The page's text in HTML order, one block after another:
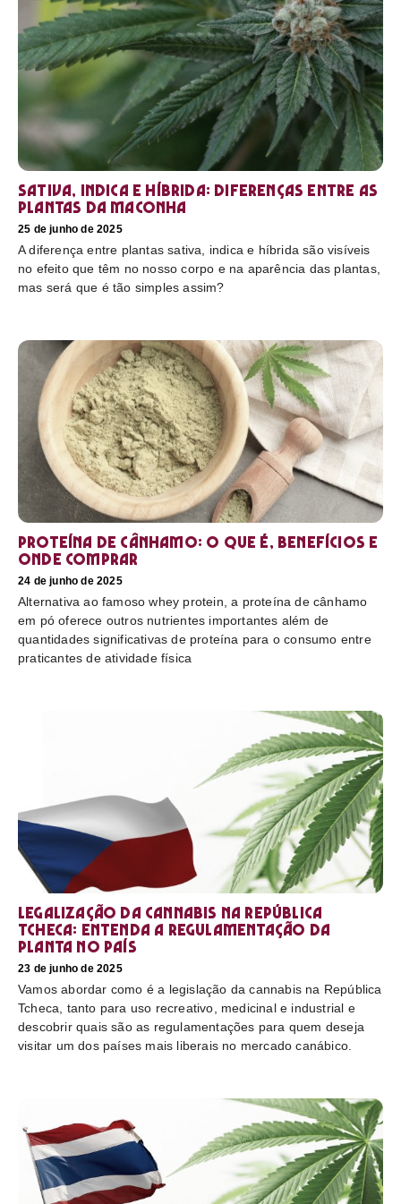
Sativa, Indica e Híbrida: diferenças entre as
plantas da maconha
25 de junho de 2025
A diferença entre plantas sativa, indica e híbrida são visíveis
no efeito que têm no nosso corpo e na aparência das plantas,
mas será que é tão simples assim?
Proteína de cânhamo: o que é, benefícios e
onde comprar
24 de junho de 2025
Alternativa ao famoso whey protein, a proteína de cânhamo
em pó oferece outros nutrientes importantes além de
quantidades significativas de proteína para o consumo entre
praticantes de atividade física
Legalização da cannabis na República
Tcheca: entenda a regulamentação da
planta no país
23 de junho de 2025
Vamos abordar como é a legislação da cannabis na República
Tcheca, tanto para uso recreativo, medicinal e industrial e
descobrir quais são as regulamentações para quem deseja
visitar um dos países mais liberais no mercado canábico.